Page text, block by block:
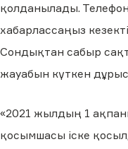
қолданылады.
хабарлассаңыз
Сондықтан сабыр
жауабын күткен
«2021 жылдың 1
қосымшасы іске